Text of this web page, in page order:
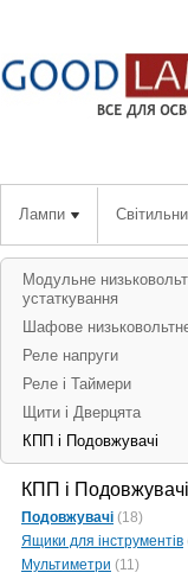
Лампи
Модульне
устаткування
Шафове
Реле напруги
Реле і Таймери
Щити і Дверцята
КПП і Подовжувачі
КПП і Подовжувачі
Подовжувачі (18)
Ящики для інструментів
Мультиметри (11)